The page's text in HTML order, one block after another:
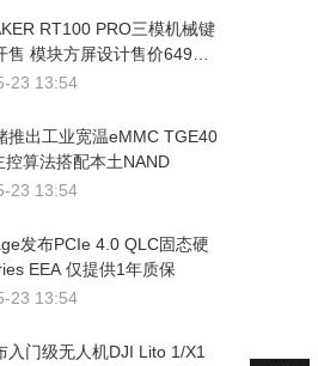
RT100 PRO三模机械键
售 模块方屏设计售价649元
23 13:54
推出工业宽温eMMC TGE40
控算法搭配本土NAND
23 13:54
发布PCIe 4.0 QLC固态硬
EEA 仅提供1年质保
23 13:54
入门级无人机DJI Lito 1/X1